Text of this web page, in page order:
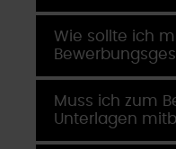
Wie sollte ich
Muss ich zum
Unterlagen